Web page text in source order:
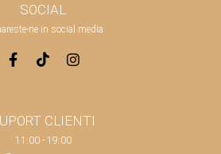
SOCIAL
ne in social media
CLIENTI
11:00 - 19:00